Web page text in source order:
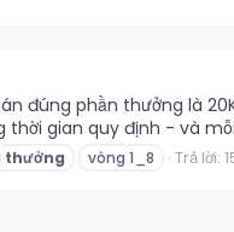
đúng phần thưởng là
gian quy định - và mỗi
thưởng vòng 1_8 Trả lời: